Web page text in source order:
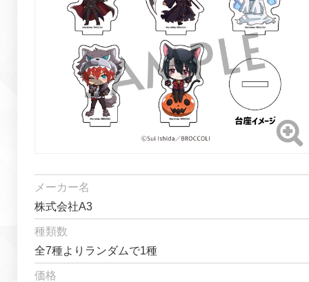
メーカー名
株式会社A3
種類数
全7種よりランダムで1種
価格